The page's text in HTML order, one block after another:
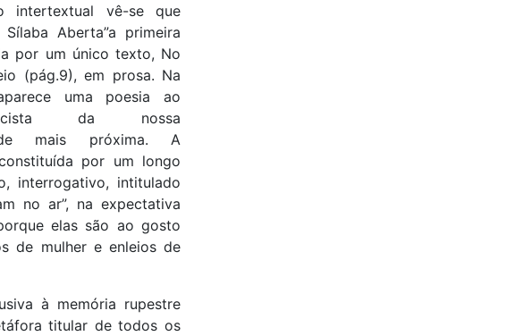
intertextual vê-se que
Sílaba Aberta”a primeira
por um único texto, No
(pág.9), em prosa. Na
uma poesia ao
da nossa
mais próxima. A
por um longo
interrogativo, intitulado
no ar”, na expectativa
elas são ao gosto
de mulher e enleios de
à memória rupestre
titular de todos os